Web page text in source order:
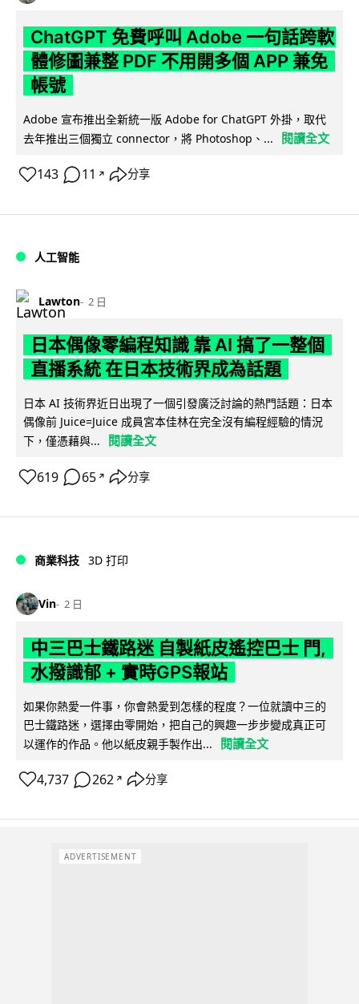
ChatGPT 免費呼叫 Adobe 一句話跨軟
體修圖兼整 PDF 不用開多個 APP 兼免
帳號
Adobe 宣布推出全新統一版 Adobe for ChatGPT 外掛，取代
去年推出三個獨立 connector，將 Photoshop、...
閱讀全文
143 11 ↗ 分享
人工智能
Lawton 2 日
日本偶像零編程知識 靠 AI 搞了一整個
直播系統 在日本技術界成為話題
日本 AI 技術界近日出現了一個引發廣泛討論的熱門話題：日本
偶像前 Juice=Juice 成員宮本佳林在完全沒有編程經驗的情況
下，僅憑藉與...
閱讀全文
619 65 ↗ 分享
商業科技 3D 打印
Vin 2 日
中三巴士鐵路迷 自製紙皮遙控巴士 門,
水撥識郁 + 實時GPS報站
如果你熱愛一件事，你會熱愛到怎樣的程度？一位就讀中三的
巴士鐵路迷，選擇由零開始，把自己的興趣一步步變成真正可
以運作的作品。他以紙皮親手製作出...
閱讀全文
4,737 262 ↗ 分享
ADVERTISEMENT